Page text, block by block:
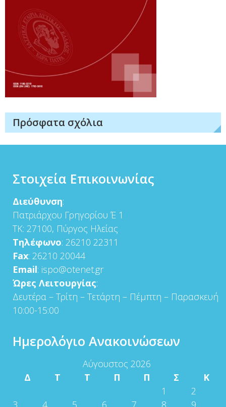
Πρόσφατα σχόλια
Στοιχεία Επικοινωνίας
Διεύθυνση:
Πατριάρχου Γρηγορίου Έ 1
ΤΚ: 27100, Πύργος Ηλείας
Τηλέφωνο: 26210 22311
Fax: 26210 20044
Email: ispo@otenet.gr
Ώρες Λειτουργίας:
Δευτέρα – Τρίτη – Τετάρτη – Πέμπτη – Παρασκευή
10:00-15:00
Ημερολόγιο Ανακοινώσεων
Αύγουστος 2026
Δ
Τ Τ Π Π Σ
Κ
1
2
3
4 5 6 7 8 9